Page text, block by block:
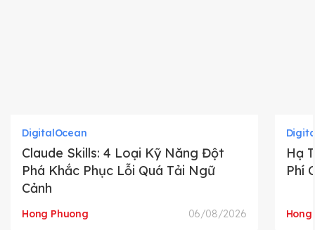
DigitalOcean
Claude Skills: 4 Loại Kỹ Năng Đột
Phá Khắc Phục Lỗi Quá Tải Ngữ
Cảnh
Hong Phuong 06/08/2026
Hạ
Phí